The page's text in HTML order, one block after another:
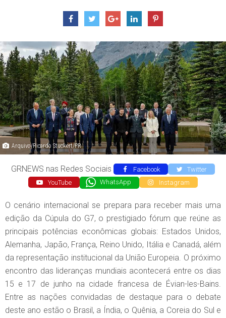
Arquivo/Ricardo Stuckert/PR
GRNEWS nas Redes Sociais Facebook
Twitter
YouTube
WhatsApp Instagram
O cenário internacional se prepara para receber mais uma
edição da Cúpula do G7, o prestigiado fórum que reúne as
principais potências econômicas globais: Estados Unidos,
Alemanha, Japão, França, Reino Unido, Itália e Canadá, além
da representação institucional da União Europeia. O próximo
encontro das lideranças mundiais acontecerá entre os dias
15 e 17 de junho na cidade francesa de Évian-les-Bains.
Entre as nações convidadas de destaque para o debate
deste ano estão o Brasil, a Índia, o Quênia, a Coreia do Sul e